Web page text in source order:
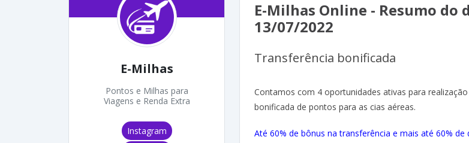
E-Milhas
Pontos e Milhas para
Viagens e Renda Extra
Instagram
E-Milhas Online - Resumo do
13/07/2022
Transferência bonificada
Contamos com 4 oportunidades ativas para
bonificada de pontos para as cias aéreas.
Até 60% de bônus na transferência e mais até 60% de